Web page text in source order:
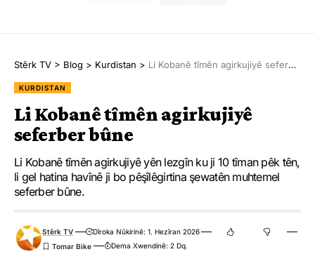
Stêrk TV > Blog > Kurdistan > Li Kobanê tîmên agirkujiyê seferber bûne
KURDISTAN
Li Kobanê tîmên agirkujiyê
seferber bûne
Li Kobanê tîmên agirkujiyê yên lezgîn ku ji 10 tîman pêk tên,
li gel hatina havînê ji bo pêşîlêgirtina şewatên muhtemel
seferber bûne.
Stêrk TV
Dîroka Nûkirinê: 1. Hezîran 2026
Dema Xwendinê: 2 Dq.